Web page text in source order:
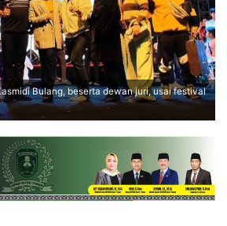
Bulang, beserta dewan juri, usai festival